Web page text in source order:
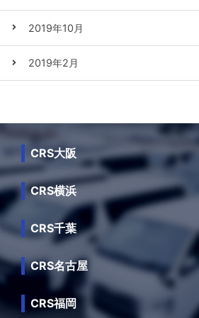
2019年10月
2019年2月
CRS大阪
CRS横浜
CRS千葉
CRS名古屋
CRS福岡